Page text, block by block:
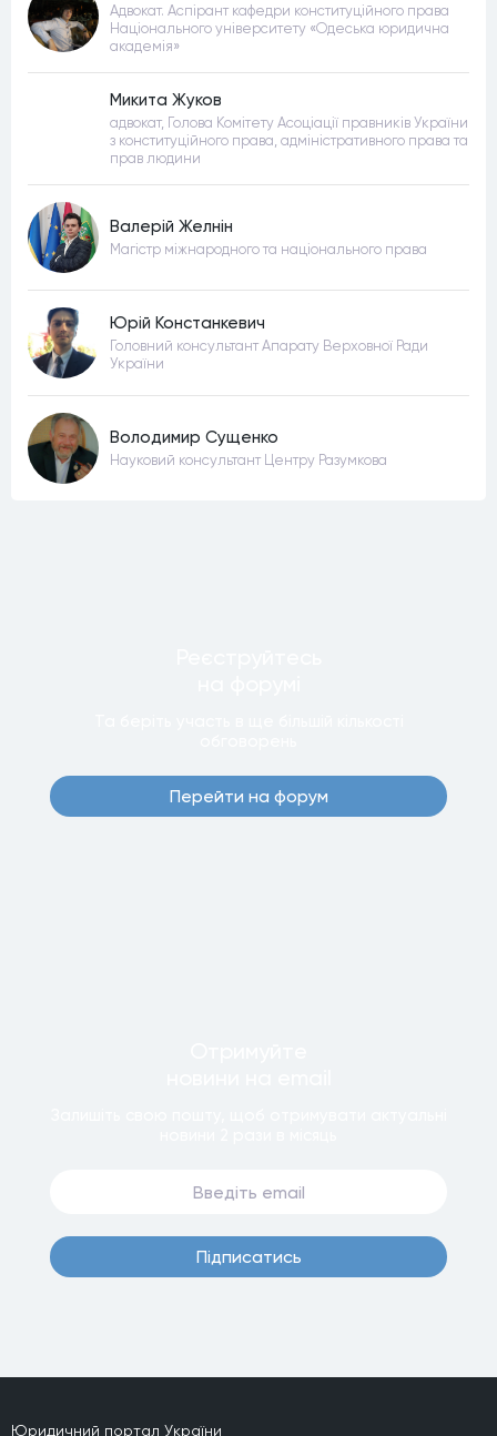
Адвокат. Аспірант кафедри конституційного права
Національного університету «Одеська юридична
академія»
Микита Жуков
адвокат, Голова Комітету Асоціації правників України
з конституційного права, адміністративного права та
прав людини
Валерій Желнін
Магістр міжнародного та національного права
Юрій Констанкевич
Головний консультант Апарату Верховної Ради
України
Володимир Сущенко
Науковий консультант Центру Разумкова
Перейти на форум
Пiдписатись
Юридичний портал України